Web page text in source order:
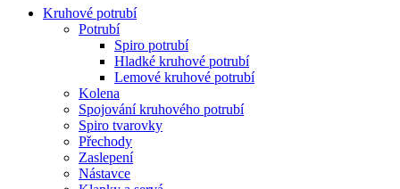
Kruhové potrubí
Potrubí
Spiro potrubí
Hladké kruhové potrubí
Lemové kruhové potrubí
Kolena
Spojování kruhového potrubí
Spiro tvarovky
Přechody
Zaslepení
Nástavce